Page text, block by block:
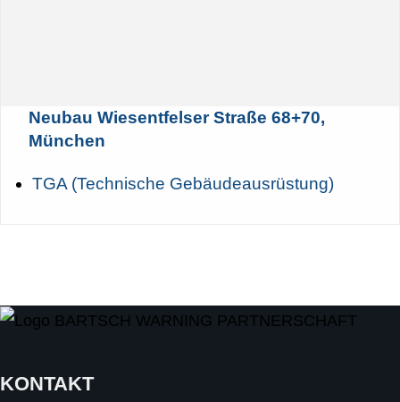
Neubau Wiesentfelser Straße 68+70,
München
TGA (Technische Gebäudeausrüstung)
KONTAKT